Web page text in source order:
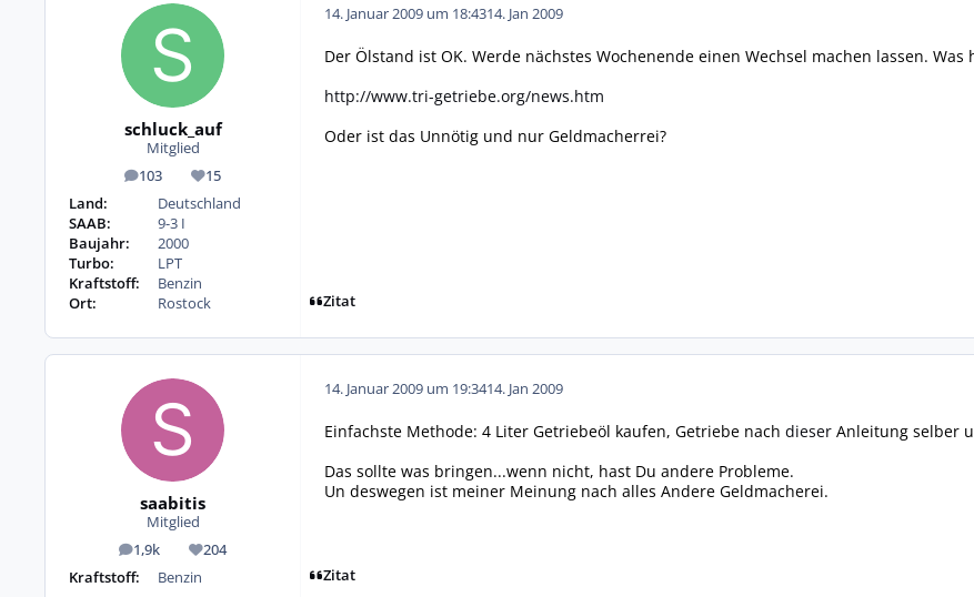
schluck_auf
Mitglied
103
Beiträge 15
Reputation
Land:
Deutschland
SAAB:
9-3 I
Baujahr:
2000
Turbo:
LPT
Kraftstoff:
Benzin
Ort:
Rostock
14. Januar 2009 um 18:4314. Jan 2009
Der Ölstand ist OK. Werde nächstes Wochenende einen Wechsel machen lassen.
http://www.tri-getriebe.org/news.htm
Oder ist das Unnötig und nur Geldmacherrei?
Zitat
saabitis
Mitglied
1,9k
Beiträge 204
Reputation
Kraftstoff:
Benzin
14. Januar 2009 um 19:3414. Jan 2009
Einfachste Methode: 4 Liter Getriebeöl kaufen, Getriebe nach dieser Anleitung selber
Das sollte was bringen...wenn nicht, hast Du andere Probleme.
Un deswegen ist meiner Meinung nach alles Andere Geldmacherei.
Zitat